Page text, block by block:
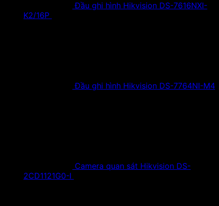
Đầu ghi hình Hikvision DS-7616NXI-
K2/16P
Đầu ghi hình Hikvision DS-7764NI-M4
Camera quan sát Hikvision DS-
2CD1121G0-I